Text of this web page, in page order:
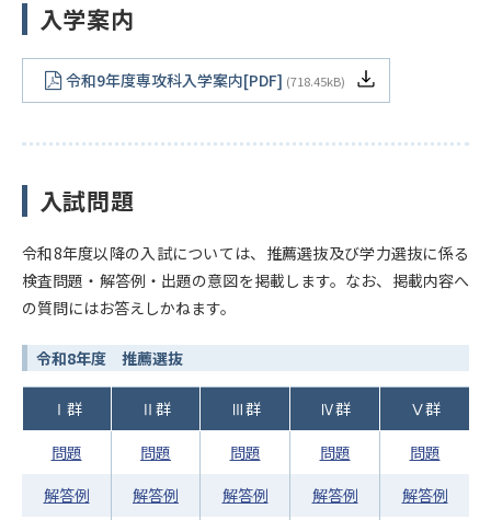
入学案内
令和9年度専攻科入学案内[PDF] 718.45kB
入試問題
令和8年度以降の入試については、推薦選抜及び学力選抜に係る
検査問題・解答例・出題の意図を掲載します。なお、掲載内容へ
の質問にはお答えしかねます。
令和8年度 推薦選抜
Ⅰ群 Ⅱ群 Ⅲ群 Ⅳ群
Ⅴ群
問題
問題 問題 問題
問題
解答例
解答例 解答例 解答例 解答例